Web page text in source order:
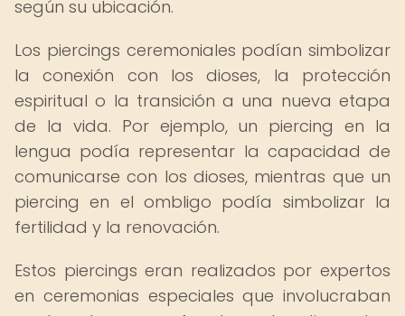
según su ubicación.
Los piercings ceremoniales podían simbolizar
la conexión con los dioses, la protección
espiritual o la transición a una nueva etapa
de la vida. Por ejemplo, un piercing en la
lengua podía representar la capacidad de
comunicarse con los dioses, mientras que un
piercing en el ombligo podía simbolizar la
fertilidad y la renovación.
Estos piercings eran realizados por expertos
en ceremonias especiales que involucraban